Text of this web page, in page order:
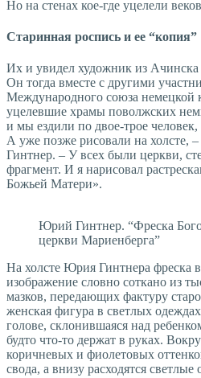
Но на стенах кое-где уцелели
Старинная роспись и ее “копия”
Их и увидел художник из
Он тогда вместе с другими
Международного союза немецкой
уцелевшие храмы поволжских
и мы ездили по двое­-трое
А уже позже рисовали на холсте,
Гинтнер. – У всех были церкви,
фрагмент. И я нарисовал
Божьей Матери».
Юрий Гинтнер. “Фреска
церкви Мариенберга”
На холсте Юрия Гинтнера фреска
изображение словно соткано из
мазков, передающих фактуру
женская фигура в светлых
голове, склонившаяся над
будто что-то держат в руках.
коричневых и фиолетовых
свода, а внизу расходятся